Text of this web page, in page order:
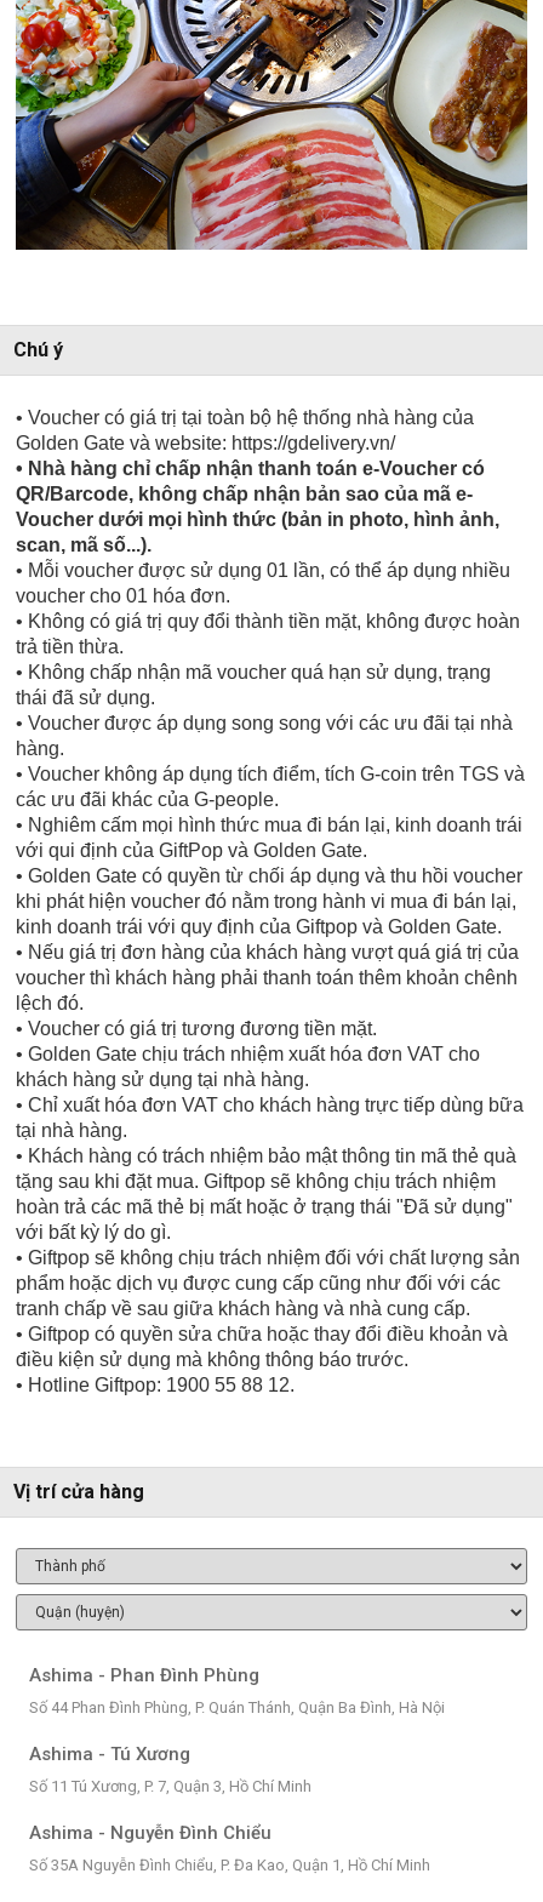
Chú ý
• Voucher có giá trị tại toàn bộ hệ thống nhà hàng của
Golden Gate và website: https://gdelivery.vn/
• Nhà hàng chỉ chấp nhận thanh toán e-Voucher có
QR/Barcode, không chấp nhận bản sao của mã e-
Voucher dưới mọi hình thức (bản in photo, hình ảnh,
scan, mã số...).
• Mỗi voucher được sử dụng 01 lần, có thể áp dụng nhiều
voucher cho 01 hóa đơn.
• Không có giá trị quy đổi thành tiền mặt, không được hoàn
trả tiền thừa.
• Không chấp nhận mã voucher quá hạn sử dụng, trạng
thái đã sử dụng.
• Voucher được áp dụng song song với các ưu đãi tại nhà
hàng.
• Voucher không áp dụng tích điểm, tích G-coin trên TGS và
các ưu đãi khác của G-people.
• Nghiêm cấm mọi hình thức mua đi bán lại, kinh doanh trái
với qui định của GiftPop và Golden Gate.
• Golden Gate có quyền từ chối áp dụng và thu hồi voucher
khi phát hiện voucher đó nằm trong hành vi mua đi bán lại,
kinh doanh trái với quy định của Giftpop và Golden Gate.
• Nếu giá trị đơn hàng của khách hàng vượt quá giá trị của
voucher thì khách hàng phải thanh toán thêm khoản chênh
lệch đó.
• Voucher có giá trị tương đương tiền mặt.
• Golden Gate chịu trách nhiệm xuất hóa đơn VAT cho
khách hàng sử dụng tại nhà hàng.
• Chỉ xuất hóa đơn VAT cho khách hàng trực tiếp dùng bữa
tại nhà hàng.
• Khách hàng có trách nhiệm bảo mật thông tin mã thẻ quà
tặng sau khi đặt mua. Giftpop sẽ không chịu trách nhiệm
hoàn trả các mã thẻ bị mất hoặc ở trạng thái "Đã sử dụng"
với bất kỳ lý do gì.
• Giftpop sẽ không chịu trách nhiệm đối với chất lượng sản
phẩm hoặc dịch vụ được cung cấp cũng như đối với các
tranh chấp về sau giữa khách hàng và nhà cung cấp.
• Giftpop có quyền sửa chữa hoặc thay đổi điều khoản và
điều kiện sử dụng mà không thông báo trước.
• Hotline Giftpop: 1900 55 88 12.
Vị trí cửa hàng
Ashima - Phan Đình Phùng
Số 44 Phan Đình Phùng, P. Quán Thánh, Quận Ba Đình, Hà Nội
Ashima - Tú Xương
Số 11 Tú Xương, P. 7, Quận 3, Hồ Chí Minh
Ashima - Nguyễn Đình Chiểu
Số 35A Nguyễn Đình Chiểu, P. Đa Kao, Quận 1, Hồ Chí Minh